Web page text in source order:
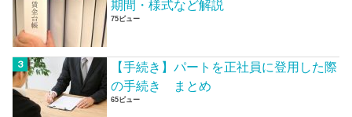
期間・様式など解説
75ビュー
【手続き】パートを正社員に登用した際
の手続き まとめ
65ビュー